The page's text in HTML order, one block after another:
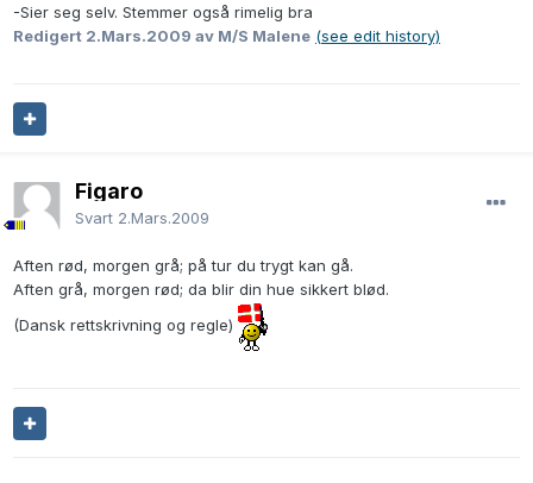
-Sier seg selv. Stemmer også rimelig bra
Redigert 2.Mars.2009 av M/S Malene (see edit history)
Figaro
Svart 2.Mars.2009
Aften rød, morgen grå; på tur du trygt kan gå.
Aften grå, morgen rød; da blir din hue sikkert blød.
(Dansk rettskrivning og regle)